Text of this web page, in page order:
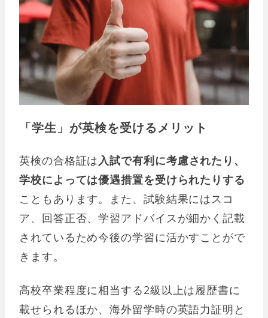
「学生」が英検を受けるメリット
英検の合格証は入試で有利に考慮されたり、
学校によっては優遇措置を受けられたりする
こともあります。また、試験結果にはスコ
ア、回答正否、学習アドバイスが細かく記載
されているため今後の学習に活かすことがで
きます。
高校卒業程度に相当する2級以上は履歴書に
載せられるほか、海外留学時の英語力証明と